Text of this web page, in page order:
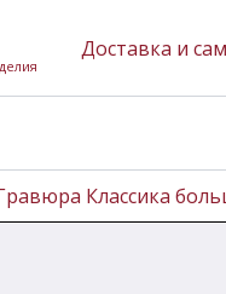
Доставка и
Классика